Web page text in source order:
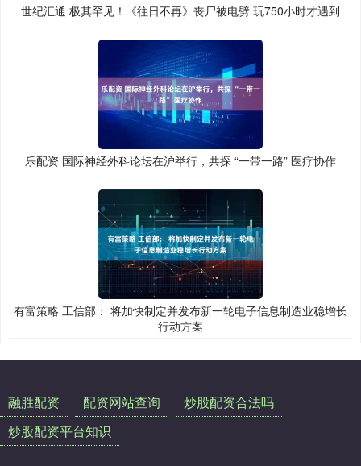
世纪汇通 极其罕见！《往日不再》丧尸被电劈 玩750小时才遇到
乐配资 国际神经外科论坛在沪举行，共探 “一带一路” 医疗协作
有富策略 工信部： 将加快制定并发布新一轮电子信息制造业稳增长
行动方案
融胜配资 配资网站查询
炒股配资合法吗
炒股配资平台知识